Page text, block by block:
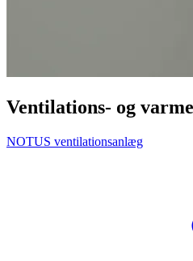
Ventilations- og
NOTUS ventilationsanlæg